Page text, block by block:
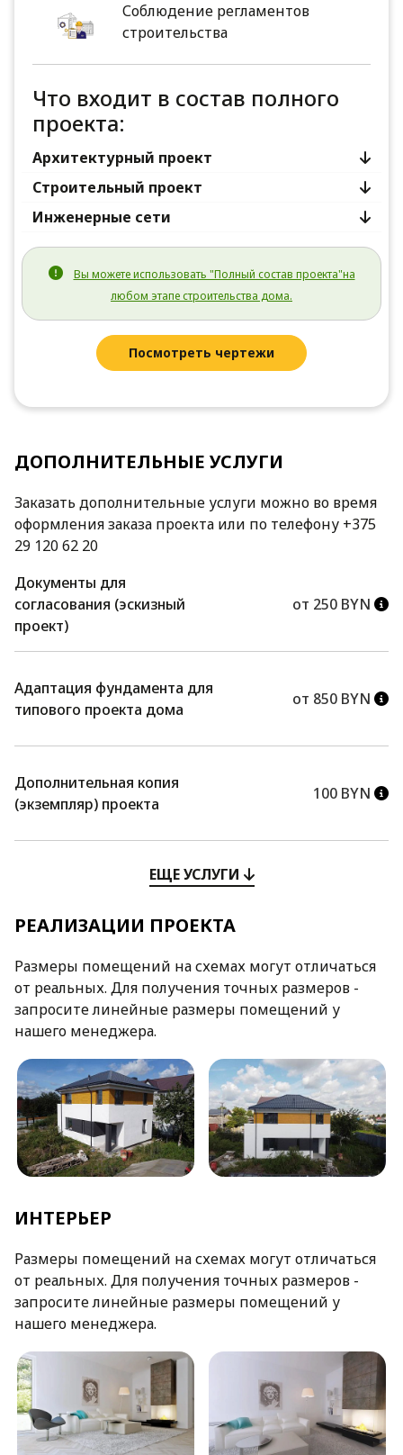
Соблюдение регламентов
строительства
Что входит в состав полного
проекта:
Архитектурный проект
Строительный проект
Инженерные сети
Вы можете использовать "Полный состав проекта"на
любом этапе строительства дома.
Посмотреть чертежи
ДОПОЛНИТЕЛЬНЫЕ УСЛУГИ
Заказать дополнительные услуги можно во время
оформления заказа проекта или по телефону +375
29 120 62 20
Документы для
согласования (эскизный
проект)
от 250 BYN
Адаптация фундамента для
типового проекта дома
от 850 BYN
Дополнительная копия
(экземпляр) проекта
100 BYN
ЕЩЕ УСЛУГИ
РЕАЛИЗАЦИИ ПРОЕКТА
Размеры помещений на схемах могут отличаться
от реальных. Для получения точных размеров -
запросите линейные размеры помещений у
нашего менеджера.
ИНТЕРЬЕР
Размеры помещений на схемах могут отличаться
от реальных. Для получения точных размеров -
запросите линейные размеры помещений у
нашего менеджера.